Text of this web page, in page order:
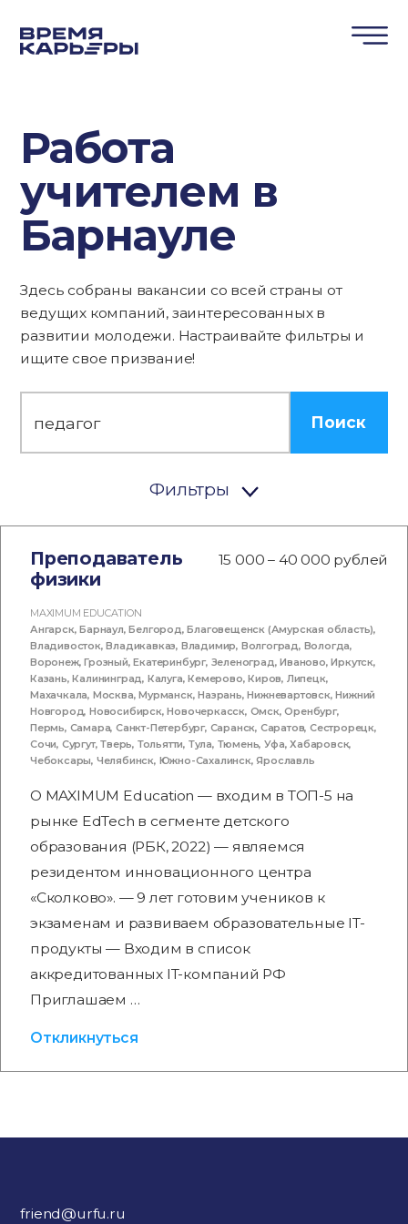
Работа
учителем в
Барнауле
Здесь собраны вакансии со всей страны от
ведущих компаний, заинтересованных в
развитии молодежи. Настраивайте фильтры и
ищите свое призвание!
Поиск
Фильтры
Преподаватель
физики
15 000 – 40 000 рублей
MAXIMUM EDUCATION
Ангарск,Барнаул,Белгород,Благовещенск (Амурская область),
Владивосток,Владикавказ, Владимир, Волгоград, Вологда,
Воронеж,Грозный,Екатеринбург, Зеленоград,Иваново,Иркутск,
Казань,Калининград, Калуга,Кемерово,Киров, Липецк,
Махачкала, Москва,Мурманск,Назрань,Нижневартовск,Нижний
Новгород,Новосибирск,Новочеркасск, Омск,Оренбург,
Пермь, Самара,Санкт-Петербург, Саранск, Саратов,Сестрорецк,
Сочи, Сургут,Тверь, Тольятти, Тула, Тюмень,Уфа,Хабаровск,
Чебоксары, Челябинск, Южно-Сахалинск,Ярославль
О MAXIMUM Education — входим в ТОП-5 на
рынке EdTech в сегменте детского
образования (РБК, 2022) — являемся
резидентом инновационного центра
«Сколково». — 9 лет готовим учеников к
экзаменам и развиваем образовательные IT-
продукты — Входим в список
аккредитованных IT-компаний РФ
Приглашаем …
Откликнуться
friend@urfu.ru